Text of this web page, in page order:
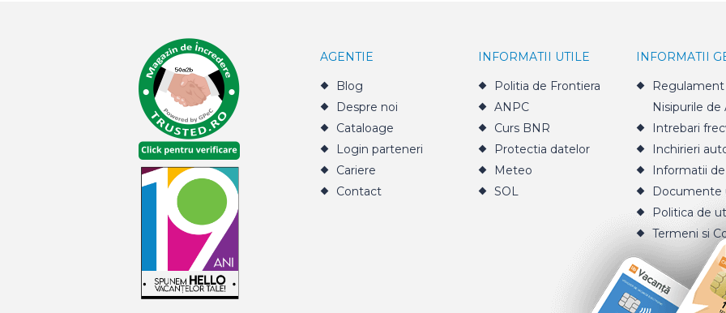
AGENTIE
Blog
Despre noi
Cataloage
Login parteneri
Cariere
Contact
INFORMATII UTILE
Politia de Frontiera
ANPC
Curs BNR
Protectia datelor
Meteo
SOL
INFORMATII
Regulament
Nisipurile de
Intrebari
Inchirieri
Informatii
Documente
Politica de
Termeni si